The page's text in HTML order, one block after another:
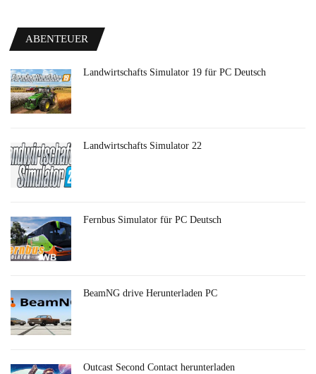
ABENTEUER
Landwirtschafts Simulator 19 für PC Deutsch
Landwirtschafts Simulator 22
Fernbus Simulator für PC Deutsch
BeamNG drive Herunterladen PC
Outcast Second Contact herunterladen